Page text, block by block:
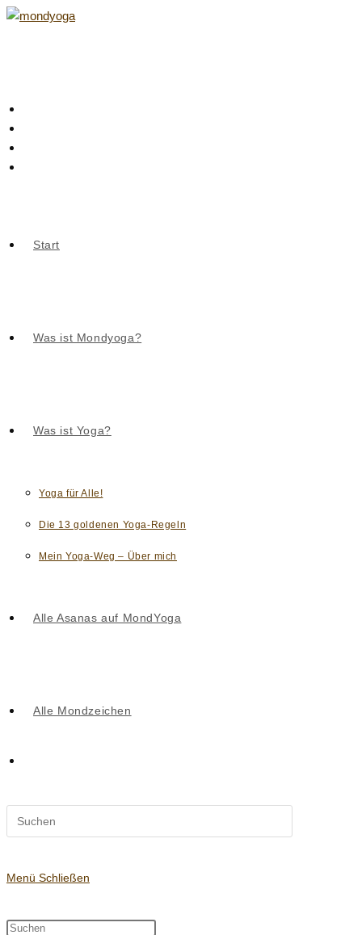
Zum
Start
Was ist Mondyoga?
Was ist Yoga?
Yoga für Alle!
Die 13 goldenen Yoga-Regeln
Mein Yoga-Weg – Über mich
Alle Asanas auf MondYoga
Alle Mondzeichen
Suche
Website
durchsuchen
Menü Schließen
Diese